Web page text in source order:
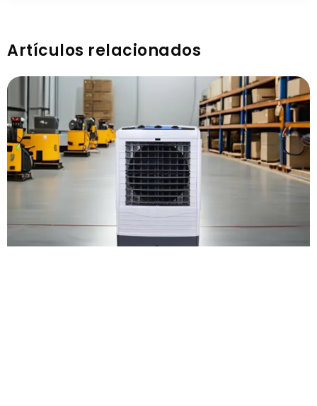
Artículos relacionados